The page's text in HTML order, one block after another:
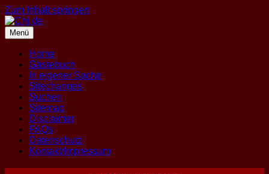
Zum Inhalt springen
Menü
Home
Gästebuch
In eigener Sache
Sitechanges
Suchen
Sitemap
Disclaimer
FAQs
Datenschutz
Kontakt/Impressum